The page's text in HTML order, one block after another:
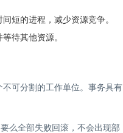
短的进程，减少资源竞争。
待其他资源。
可分割的工作单位。事务具有
么全部失败回滚，不会出现部